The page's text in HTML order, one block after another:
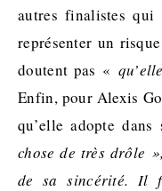
autres finalistes
représenter un
doutent pas «
Enfin, pour Alexis
qu’elle adopte dans
chose de très drôle
de sa sincérité. Il